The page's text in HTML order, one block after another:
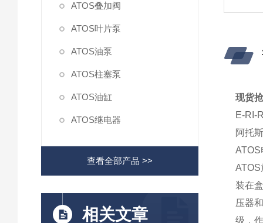
ATOS叠加阀
ATOS叶片泵
ATOS油泵
ATOS柱塞泵
ATOS油缸
ATOS继电器
查看全部产品 >>
相关文章
现货
E-RI-
阿托
装在
压器
级，